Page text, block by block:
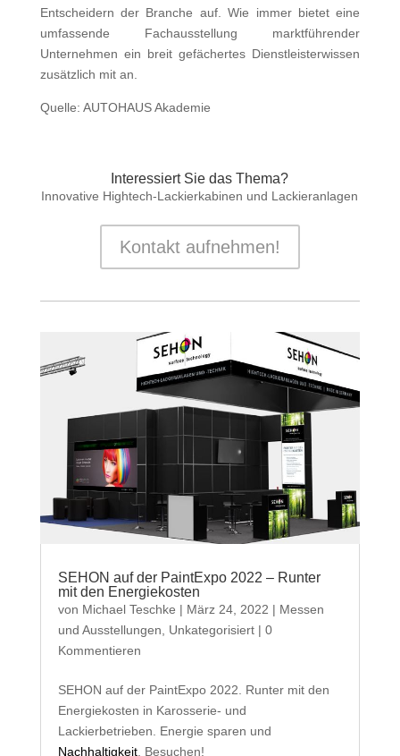
Entscheidern der Branche auf. Wie immer bietet eine
umfassende Fachausstellung marktführender
Unternehmen ein breit gefächertes Dienstleisterwissen
zusätzlich mit an.
Quelle: AUTOHAUS Akademie
Interessiert Sie das Thema?
Innovative Hightech-Lackierkabinen und Lackieranlagen
Kontakt aufnehmen!
SEHON auf der PaintExpo 2022 – Runter
mit den Energiekosten
von Michael Teschke | März 24, 2022 | Messen
und Ausstellungen
Unkategorisiert| 0
Kommentieren
SEHON auf der PaintExpo 2022. Runter mit den
Energiekosten in Karosserie- und
Lackierbetrieben. Energie sparen und
Nachhaltigkeit. Besuchen!